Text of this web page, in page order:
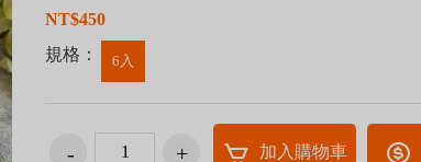
NT$450
規格：
6入
加入購物車